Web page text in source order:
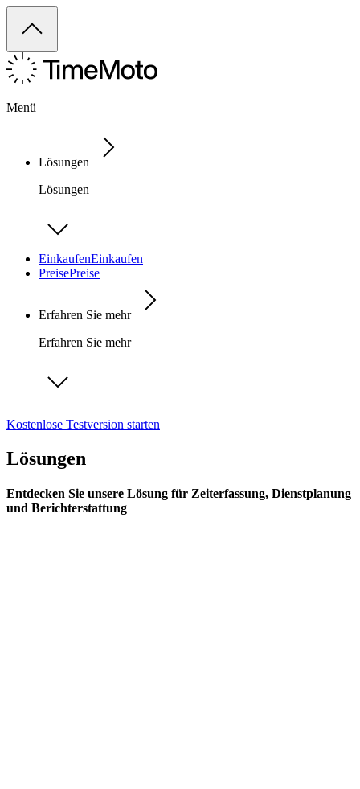
Menü
Lösungen
Lösungen
EinkaufenEinkaufen
PreisePreise
Erfahren Sie mehr
Erfahren Sie mehr
Kostenlose Testversion starten
Lösungen
Entdecken Sie unsere Lösung für Zeiterfassung, Dienstplanung
und Berichterstattung